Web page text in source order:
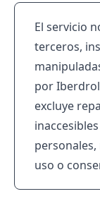
El servicio
terceros,
por
excluye
uso o